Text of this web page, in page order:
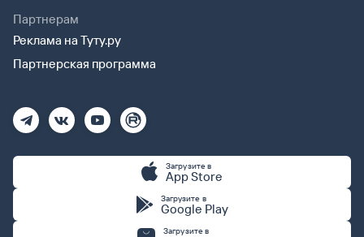
Партнерам
Реклама на Туту.ру
Партнерская программа
Загрузите в
App Store
Загрузите в
Google Play
Загрузите в